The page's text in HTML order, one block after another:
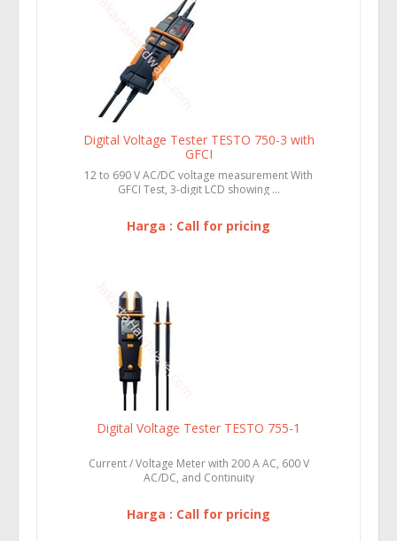
Digital Voltage Tester TESTO 750-3 with
GFCI
12 to 690 V AC/DC voltage measurement With
GFCI Test, 3-digit LCD showing ...
Harga : Call for pricing
Digital Voltage Tester TESTO 755-1
Current / Voltage Meter with 200 A AC, 600 V
AC/DC, and Continuity
Harga : Call for pricing